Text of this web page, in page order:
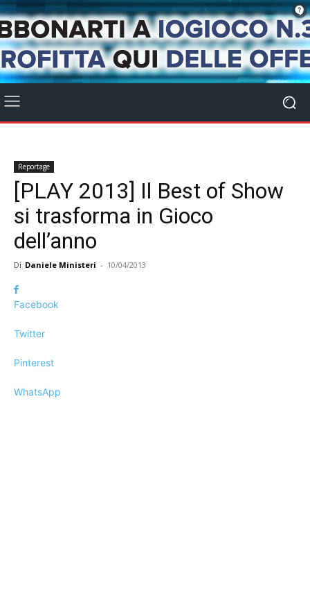
Reportage
[PLAY 2013] Il Best of Show
si trasforma in Gioco
dell’anno
Di Daniele Ministeri - 10/04/2013
Facebook
Twitter
Pinterest
WhatsApp